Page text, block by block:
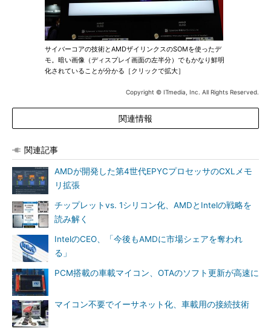
サイバーコアの技術とAMDザイリンクスのSOMを使ったデ
モ。暗い画像（ディスプレイ画面の左半分）でもかなり鮮明
化されていることが分かる［クリックで拡大］
Copyright © ITmedia, Inc. All Rights Reserved.
関連情報
関連記事
AMDが開発した第4世代EPYCプロセッサのCXLメモ
リ拡張
チップレットvs. 1シリコン化、AMDとIntelの戦略を
読み解く
IntelのCEO、「今後もAMDに市場シェアを奪われ
る」
PCM搭載の車載マイコン、OTAのソフト更新が高速に
マイコン不要でイーサネット化、車載用の接続技術